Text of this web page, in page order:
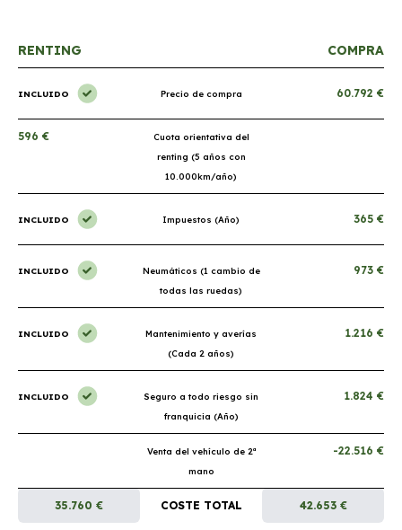
RENTING COMPRA
INCLUIDO Precio de compra 60.792 €
596 €
Cuota orientativa del
renting (5 años con
10.000km/año)
INCLUIDO Impuestos (Año) 365 €
INCLUIDO
Neumáticos (1 cambio de
todas las ruedas)
973 €
INCLUIDO
Mantenimiento y averías
(Cada 2 años)
1.216 €
INCLUIDO
Seguro a todo riesgo sin
franquicia (Año)
1.824 €
Venta del vehículo de 2ª
mano
-22.516 €
35.760 € COSTE TOTAL 42.653 €